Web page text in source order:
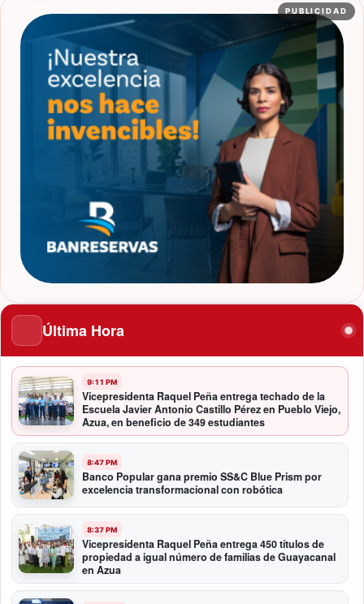
PUBLICIDAD
Última Hora
9:11 PM
Vicepresidenta Raquel Peña entrega techado de la
Escuela Javier Antonio Castillo Pérez en Pueblo Viejo,
Azua, en beneficio de 349 estudiantes
8:47 PM
Banco Popular gana premio SS&C Blue Prism por
excelencia transformacional con robótica
8:37 PM
Vicepresidenta Raquel Peña entrega 450 títulos de
propiedad a igual número de familias de Guayacanal
en Azua